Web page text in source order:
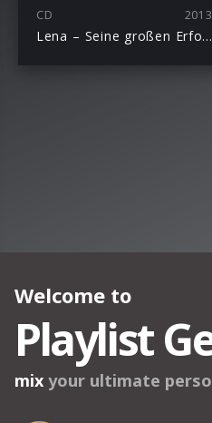
CD 2013
Lena – Seine großen Erfolge